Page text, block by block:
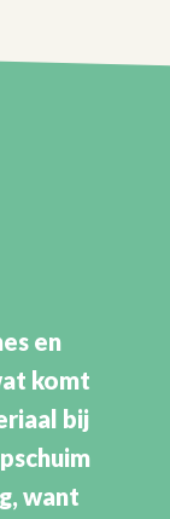
en
komt
bij
want